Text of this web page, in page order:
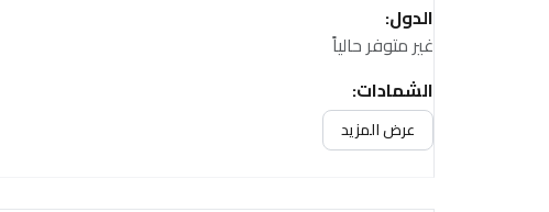
الدول:
غير متوفر حالياً
الشهادات:
غير متوفر حالياً
عرض المزيد